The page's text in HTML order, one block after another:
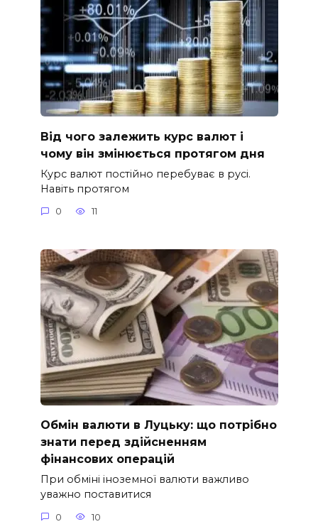
Від чого залежить курс валют і
чому він змінюється протягом дня
Курс валют постійно перебуває в русі.
Навіть протягом
0 11
Обмін валюти в Луцьку: що потрібно
знати перед здійсненням
фінансових операцій
При обміні іноземної валюти важливо
уважно поставитися
0 10